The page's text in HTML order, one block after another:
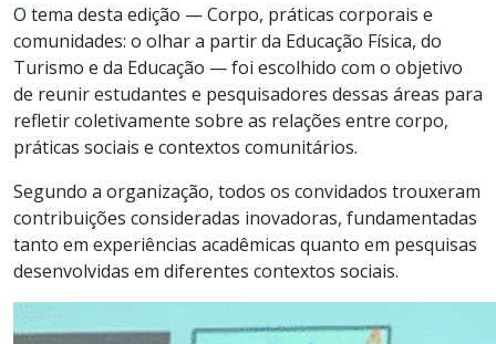
O tema desta edição — Corpo, práticas corporais e
comunidades: o olhar a partir da Educação Física, do
Turismo e da Educação — foi escolhido com o objetivo
de reunir estudantes e pesquisadores dessas áreas para
refletir coletivamente sobre as relações entre corpo,
práticas sociais e contextos comunitários.
Segundo a organização, todos os convidados trouxeram
contribuições consideradas inovadoras, fundamentadas
tanto em experiências acadêmicas quanto em pesquisas
desenvolvidas em diferentes contextos sociais.